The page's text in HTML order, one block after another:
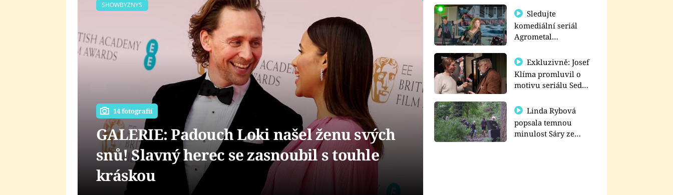
Sledujte
komediální seriál
Agrometal
prima+
Exkluzivně: Josef
Klíma promluvil o
motivu seriálu Sedm
Linda Rybová
popsala temnou
minulost Sáry ze
SHOWBYZNYS
14 fotografií
GALERIE: Padouch Loki našel ženu svých
snů! Slavný herec se zasnoubil s touhle
kráskou